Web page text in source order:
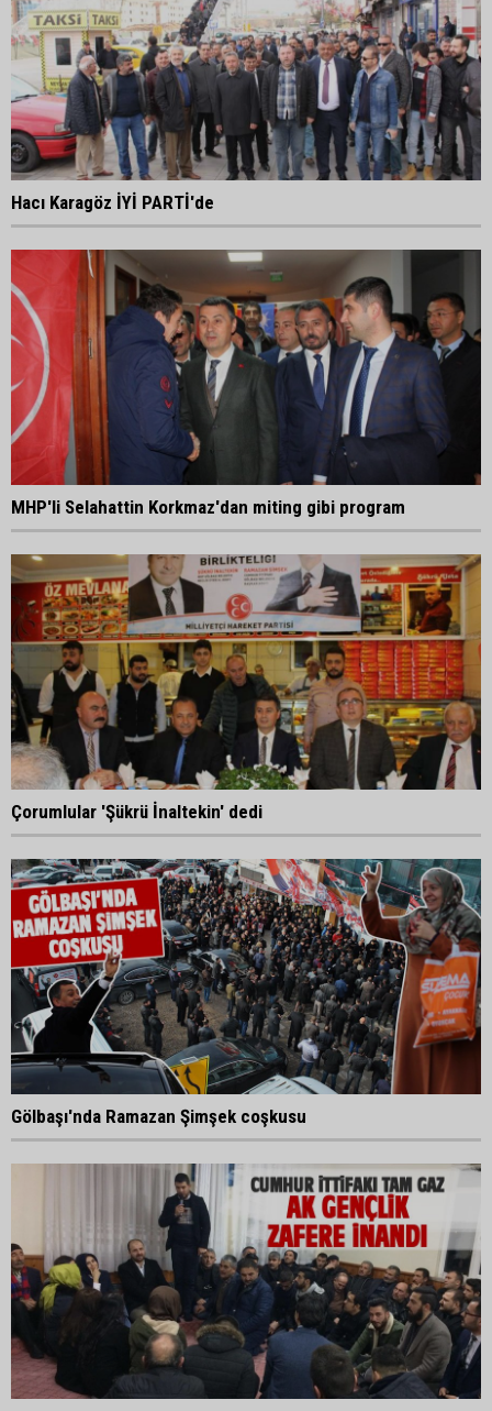
Hacı Karagöz İYİ PARTİ'de
MHP'li Selahattin Korkmaz'dan miting gibi program
Çorumlular 'Şükrü İnaltekin' dedi
Gölbaşı'nda Ramazan Şimşek coşkusu